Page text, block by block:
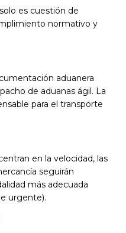
es cuestión de
normativo y
aduanera
de aduanas ágil. La
para el transporte
en la velocidad, las
seguirán
más adecuada
urgente).